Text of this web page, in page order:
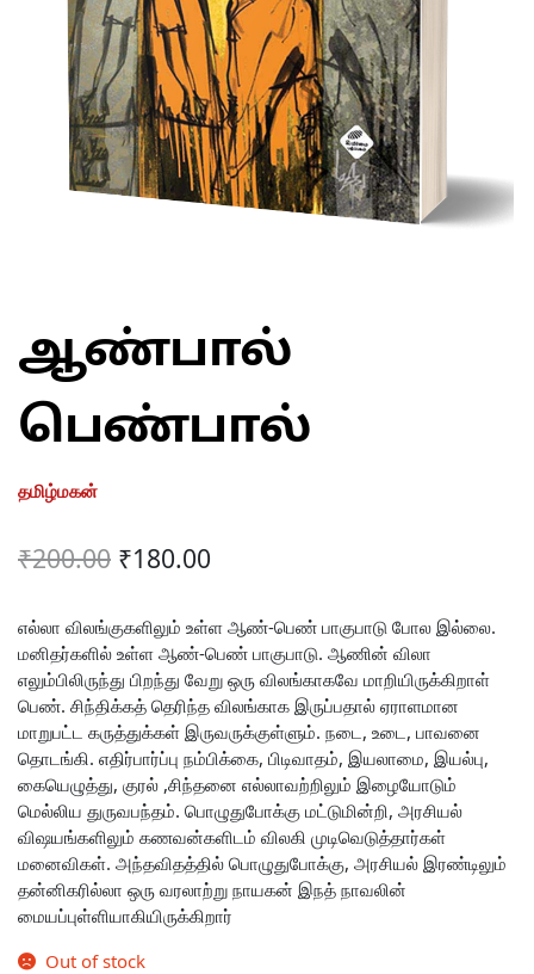
ஆண்பால்
பெண்பால்
தமிழ்மகன்
₹200.00 Original
was:
₹200.00.
₹180.00
is:
₹180.00.
எல்லா விலங்குகளிலும் உள்ள ஆண்-பெண் பாகுபாடு போல இல்லை.
மனிதர்களில் உள்ள ஆண்-பெண் பாகுபாடு. ஆணின் விலா
எலும்பிலிருந்து பிறந்து வேறு ஒரு விலங்காகவே மாறியிருக்கிறாள்
பெண். சிந்திக்கத் தெரிந்த விலங்காக இருப்பதால் ஏராளமான
மாறுபட்ட கருத்துக்கள் இருவருக்குள்ளும். நடை, உடை, பாவனை
தொடங்கி. எதிர்பார்ப்பு நம்பிக்கை, பிடிவாதம், இயலாமை, இயல்பு,
கையெழுத்து, குரல் ,சிந்தனை எல்லாவற்றிலும் இழையோடும்
மெல்லிய துருவபந்தம். பொழுதுபோக்கு மட்டுமின்றி, அரசியல்
விஷயங்களிலும் கணவன்களிடம் விலகி முடிவெடுத்தார்கள்
மனைவிகள். அந்தவிதத்தில் பொழுதுபோக்கு, அரசியல் இரண்டிலும்
தன்னிகரில்லா ஒரு வரலாற்று நாயகன் இநத் நாவலின்
மையப்புள்ளியாகியிருக்கிறார்
Out of stock